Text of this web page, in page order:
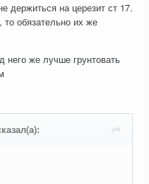
держиться на церезит ст 17.
обязательно их же
него же лучше грунтовать